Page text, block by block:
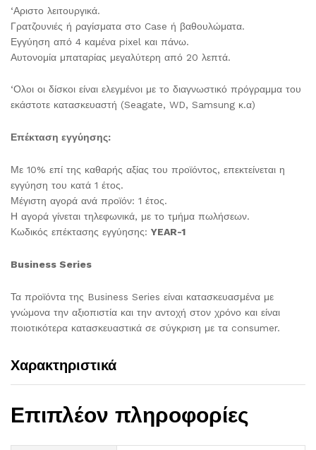
‘Αριστο λειτουργικά.
Γρατζουνιές ή ραγίσματα στο Case ή βαθουλώματα.
Εγγύηση από 4 καμένα pixel και πάνω.
Αυτονομία μπαταρίας μεγαλύτερη από 20 λεπτά.
‘Ολοι οι δίσκοι είναι ελεγμένοι με το διαγνωστικό πρόγραμμα του
εκάστοτε κατασκευαστή (Seagate, WD, Samsung κ.α)
Επέκταση εγγύησης:
Με 10% επί της καθαρής αξίας του προϊόντος, επεκτείνεται η
εγγύηση του κατά 1 έτος.
Μέγιστη αγορά ανά προϊόν: 1 έτος.
Η αγορά γίνεται τηλεφωνικά, με το τμήμα πωλήσεων.
Κωδικός επέκτασης εγγύησης: YEAR-1
Business Series
Τα προϊόντα της Business Series είναι κατασκευασμένα με
γνώμονα την αξιοπιστία και την αντοχή στον χρόνο και είναι
ποιοτικότερα κατασκευαστικά σε σύγκριση με τα consumer.
Χαρακτηριστικά
Επιπλέον πληροφορίες